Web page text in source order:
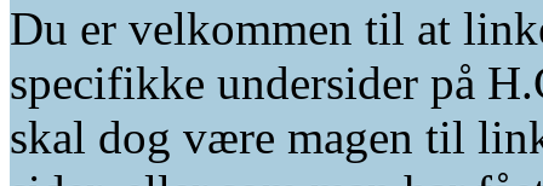
Du er velkommen til at
specifikke undersider på
skal dog være magen til